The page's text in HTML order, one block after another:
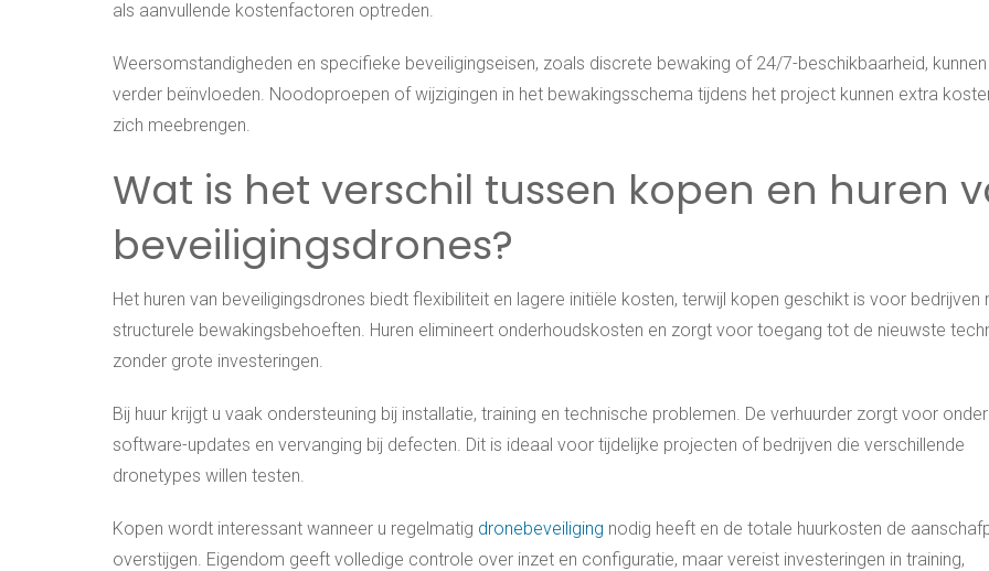
als aanvullende kostenfactoren optreden.
Weersomstandigheden en specifieke beveiligingseisen, zoals discrete bewaking of 24/7-beschikbaarheid,
verder beïnvloeden. Noodoproepen of wijzigingen in het bewakingsschema tijdens het project kunnen extra
zich meebrengen.
Wat is het verschil tussen kopen en huren
beveiligingsdrones?
Het huren van beveiligingsdrones biedt flexibiliteit en lagere initiële kosten, terwijl kopen geschikt is voor bedrijven
structurele bewakingsbehoeften. Huren elimineert onderhoudskosten en zorgt voor toegang tot de nieuwste
zonder grote investeringen.
Bij huur krijgt u vaak ondersteuning bij installatie, training en technische problemen. De verhuurder zorgt voor
software-updates en vervanging bij defecten. Dit is ideaal voor tijdelijke projecten of bedrijven die verschillende
dronetypes willen testen.
Kopen wordt interessant wanneer u regelmatig dronebeveiliging nodig heeft en de totale huurkosten de
overstijgen. Eigendom geeft volledige controle over inzet en configuratie, maar vereist investeringen in training,